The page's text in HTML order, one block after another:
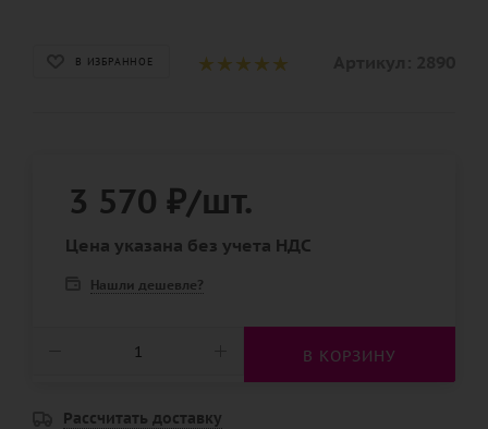
В ИЗБРАННОЕ
3 570 ₽/шт.
Цена указана без учета НДС
Нашли дешевле?
В КОРЗИНУ
Рассчитать доставку